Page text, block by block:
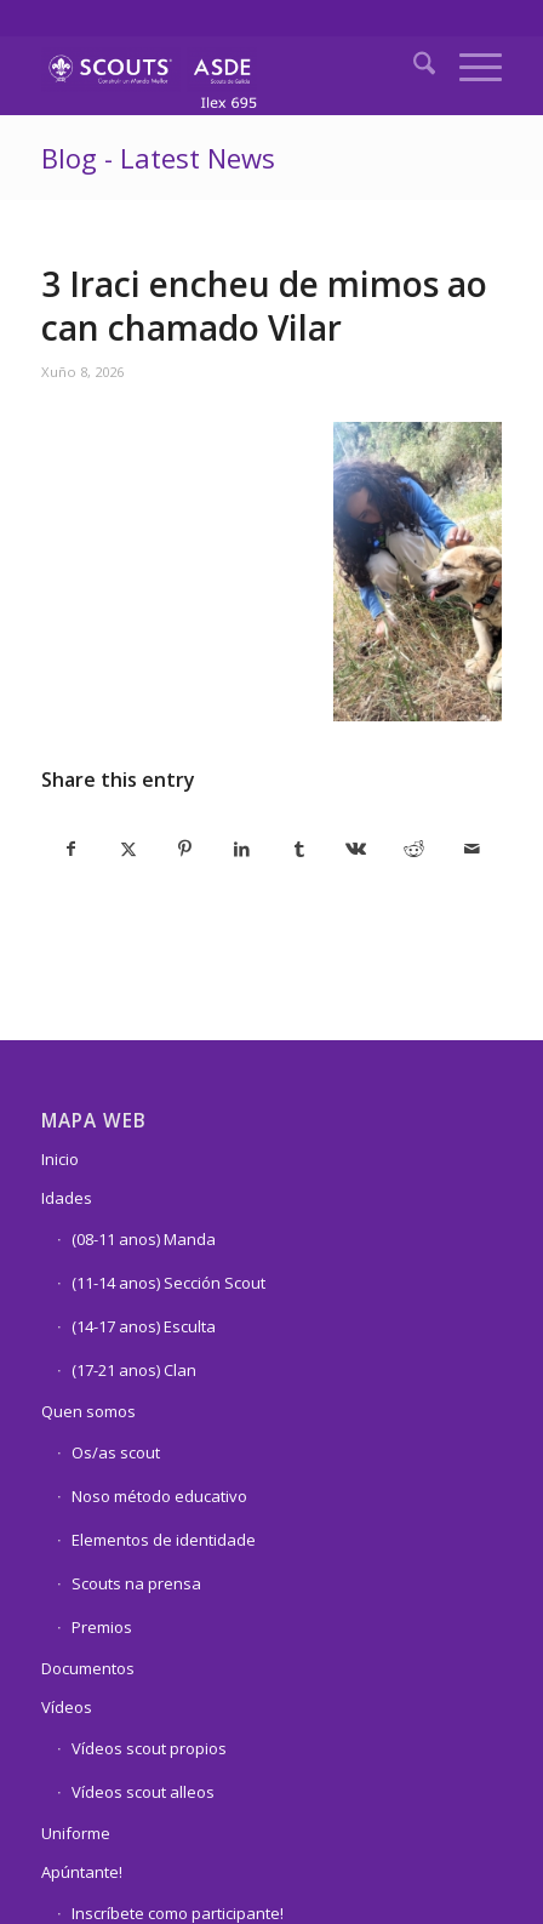
Blog - Latest News
3 Iraci encheu de mimos ao
can chamado Vilar
Xuño 8, 2026
Share this entry
MAPA WEB
Inicio
Idades
(08-11 anos) Manda
(11-14 anos) Sección Scout
(14-17 anos) Esculta
(17-21 anos) Clan
Quen somos
Os/as scout
Noso método educativo
Elementos de identidade
Scouts na prensa
Premios
Documentos
Vídeos
Vídeos scout propios
Vídeos scout alleos
Uniforme
Apúntante!
Inscríbete como participante!